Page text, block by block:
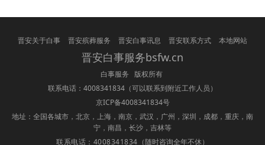
友：通过电话、短信、微信或讣告等方式通知亲友逝
与守灵安置：服务机构将遗体接运至殡仪馆，安置在
冷藏柜暂存。守灵：家人和部分亲友可
晋安关于白事 晋安殡葬服务 晋安白事讯息 晋安联系方式 本地网站
晋安白事服务bsfw.cn
白事服务 版权所有
联系电话：4008341834 （可以联系到附近工作人员）
京ICP备4008341834号
地址：全国各城市，北京，上海，南京，武汉，广州，深圳，成都，重庆，南
宁，南昌，长沙，吉林等
联系电话：4008341834 （随时咨询全年不休）